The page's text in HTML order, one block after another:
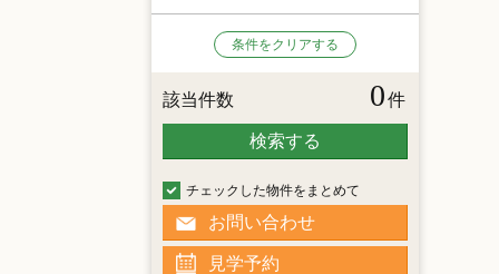
条件をクリアする
該当件数 0件
検索する
チェックした物件をまとめて
お問い合わせ
見学予約